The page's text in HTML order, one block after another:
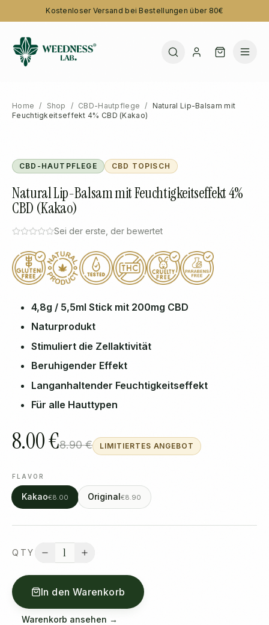
Kostenloser Versand bei Bestellungen über 80€
Home / Shop / CBD-Hautpflege / Natural Lip-Balsam mit
Feuchtigkeitseffekt 4% CBD (Kakao)
CBD-HAUTPFLEGE CBD TOPISCH
Natural Lip-Balsam mit Feuchtigkeitseffekt 4%
CBD (Kakao)
Sei der erste, der bewertet
4,8g / 5,5ml Stick mit 200mg CBD
Naturprodukt
Stimuliert die Zellaktivität
Beruhigender Effekt
Langanhaltender Feuchtigkeitseffekt
Für alle Hauttypen
8.00 €8.90 € LIMITIERTES ANGEBOT
FLAVOR
Kakao€8.00 Original€8.90
QTY 1
In den Warenkorb
Warenkorb ansehen →